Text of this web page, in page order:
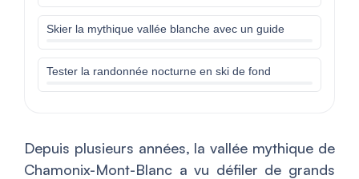
Skier la mythique vallée blanche avec un guide
Tester la randonnée nocturne en ski de fond
Depuis plusieurs années, la vallée mythique de
Chamonix-Mont-Blanc a vu défiler de grands